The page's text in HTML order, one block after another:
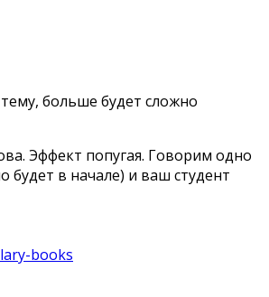
больше будет сложно
Эффект попугая. Говорим одно
будет в начале) и ваш студент
books